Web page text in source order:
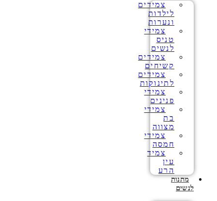
צמידים
לילדות
ונערות
צמידי
טניס
לנשים
צמידים
קשיחים
צמידים
לתינוקות
צמידי
פנינים
צמידי
בת
מצווה
צמידי
חמסה
צמיד
עין
הרע
מתנות
לנשים